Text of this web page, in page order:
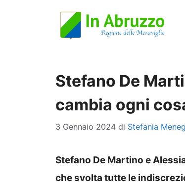
Stefano De
cambia ogni
3 Gennaio 2024 di Stefania
Stefano De Martino e
che svolta tutte le